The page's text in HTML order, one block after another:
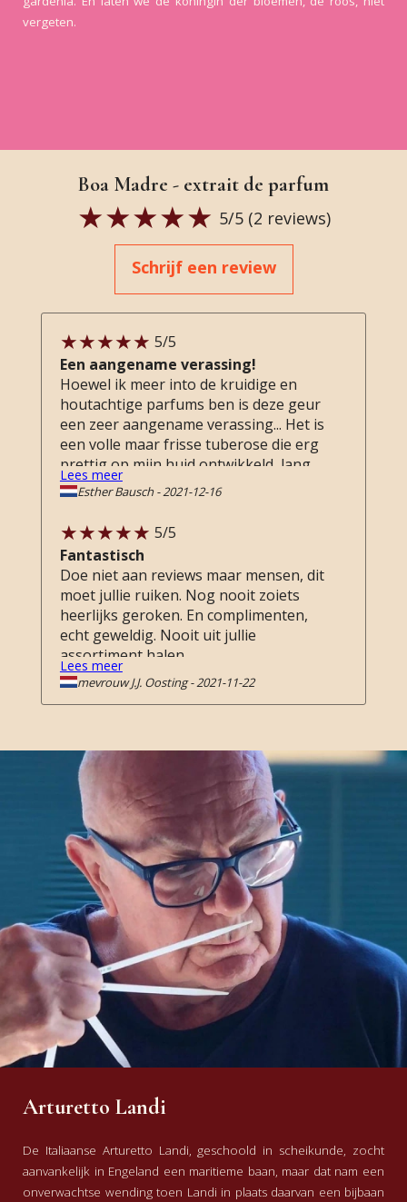
vergeten.
Boa Madre - extrait de parfum
5/5 (2 reviews)
Schrijf een review
5/5
Een aangename verassing!
Hoewel ik meer into de kruidige en
houtachtige parfums ben is deze geur
een zeer aangename verassing... Het is
een volle maar frisse tuberose die erg
prettig op mijn huid ontwikkeld, lang
blijft ruiken en niet muf wordt. Echt
liefhebbers!
Lees meer
Esther Bausch-2021-12-16
5/5
Fantastisch
Doe niet aan reviews maar mensen, dit
moet jullie ruiken. Nog nooit zoiets
heerlijks geroken. En complimenten,
echt geweldig. Nooit uit jullie
assortiment halen.
Lees meer
mevrouw J.J. Oosting-2021-11-22
Arturetto Landi
De Italiaanse Arturetto Landi, geschoold in scheikunde, zocht
aanvankelijk in Engeland een maritieme baan, maar dat nam een
onverwachtse wending toen Landi in plaats daarvan een bijbaan